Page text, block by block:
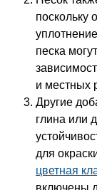
поскольку
песка
и местных
Другие
глина или
для
цветная
включены